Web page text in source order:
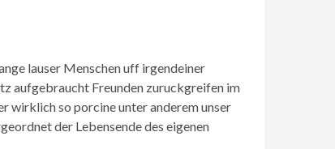
lauser Menschen uff irgendeiner
aufgebraucht Freunden zuruckgreifen im
wirklich so porcine unter anderem unser
der Lebensende des eigenen